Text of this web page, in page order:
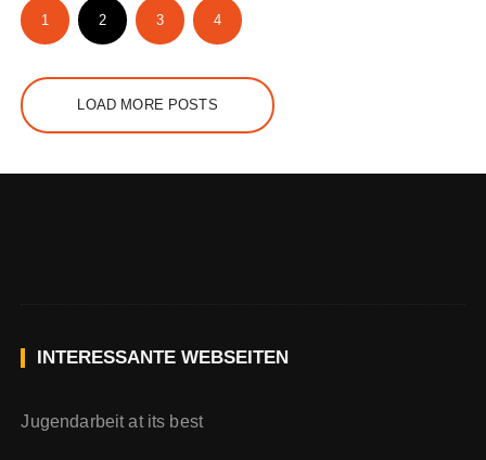
1 2 3 4
LOAD MORE POSTS
INTERESSANTE WEBSEITEN
Jugendarbeit at its best